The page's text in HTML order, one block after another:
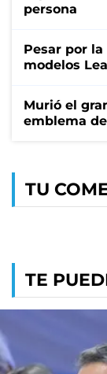
persona
Pesar por
modelos
Murió el
emblema
TU
TE